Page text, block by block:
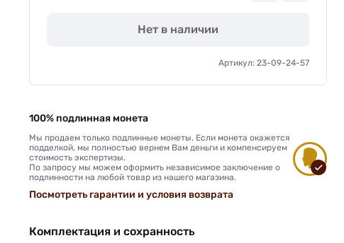
Нет в наличии
Артикул: 23-09-24-57
100% подлинная монета
Мы продаем только подлинные монеты. Если монета окажется
подделкой, мы полностью вернем Вам деньги и компенсируем
стоимость экспертизы.
По запросу мы можем оформить независимое заключение о
подлинности на любой товар из нашего магазина.
Посмотреть гарантии и условия возврата
Комплектация и сохранность